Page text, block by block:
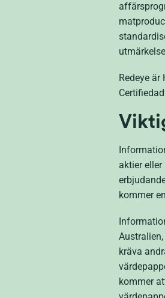
Redeye
aktier
kommer
kräva
kommer